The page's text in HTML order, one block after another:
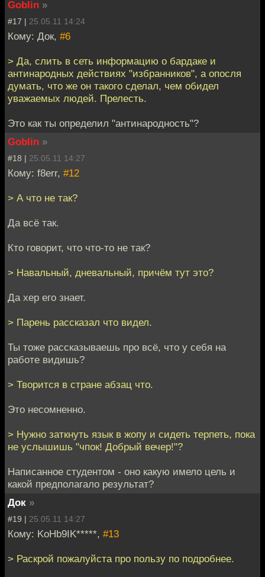
Goblin »
#17 | 25.05.11 14:24
Кому: Док, #6
> Да, слить в сеть информацию о бардаке и
антинародных действиях "избранников", а опосля
думать, что же он такого сделал, чем обидел
уважаемых людей. Прелесть.
Это как ты определил "антинародность"?
Goblin »
#18 | 25.05.11 14:27
Кому: f8err, #12
> А что не так?
Да всё так.
Кто говорит, что что-то не так?
> Навальный, дневальный, причём тут это?
Да хер его знает.
> Парень рассказал что видел.
Ты тоже рассказываешь про всё, что у себя на
работе видишь?
> Творится в стране абзац что.
Это несомненно.
> Нужно заткнуть язык в жопу и сидеть терпеть, пока
не услышишь "чпок! Добрый вечер!"?
Написанное студентом - оно какую имело цель и
какой предполагало результат?
Док »
#19 | 25.05.11 14:27
Кому: KoHb9IK*****, #13
> Раскрой пожалуйста про пользу по подробнее.